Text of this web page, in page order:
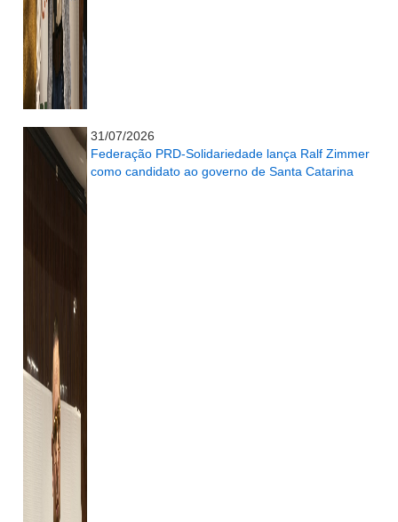
31/07/2026
Federação PRD-Solidariedade lança Ralf Zimmer
como candidato ao governo de Santa Catarina